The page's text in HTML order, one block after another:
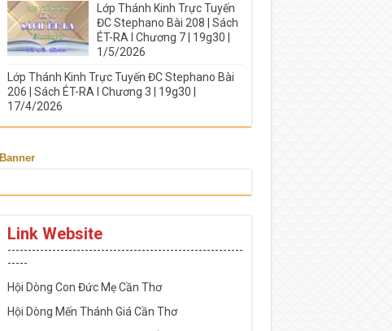
Lớp Thánh Kinh Trực Tuyến
ĐC Stephano Bài 208 | Sách
ÉT-RA I Chương 7 | 19g30 |
1/5/2026
Lớp Thánh Kinh Trực Tuyến ĐC Stephano Bài
206 | Sách ÉT-RA I Chương 3 | 19g30 |
17/4/2026
Banner
Link Website
----------------------------------------------------------
-----
Hội Dòng Con Đức Mẹ Cần Thơ
Hội Dòng Mến Thánh Giá Cần Thơ